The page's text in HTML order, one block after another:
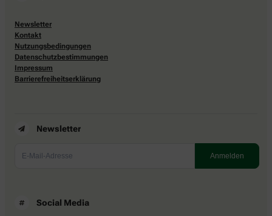
Newsletter
Kontakt
Nutzungsbedingungen
Datenschutzbestimmungen
Impressum
Barrierefreiheitserklärung
Newsletter
Social Media